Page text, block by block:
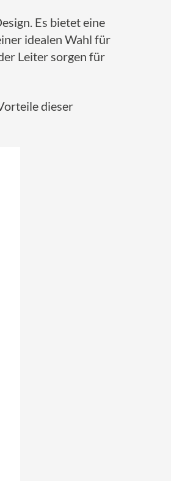
Es bietet eine
idealen Wahl für
Leiter sorgen für
dieser